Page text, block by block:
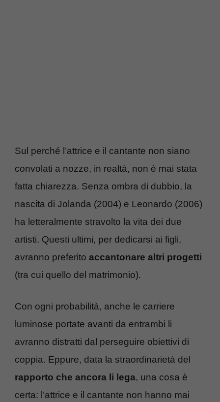
Sul perché l’attrice e il cantante non siano
convolati a nozze, in realtà, non è mai stata
fatta chiarezza. Senza ombra di dubbio, la
nascita di Jolanda (2004) e Leonardo (2006)
ha letteralmente stravolto la vita dei due
artisti. Questi ultimi, per dedicarsi ai figli,
avranno preferito accantonare altri progetti
(tra cui quello del matrimonio).
Con ogni probabilità, anche le carriere
luminose portate avanti da entrambi li
avranno distratti dal perseguire obiettivi di
coppia. Eppure, data la straordinarietà del
rapporto che ancora li lega, una cosa è
certa: l’attrice e il cantante non hanno mai